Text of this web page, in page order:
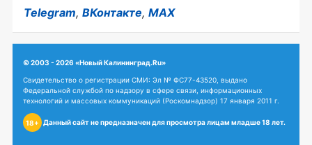
Telegram, ВКонтакте, MAX
© 2003 - 2026 «Новый Калининград.Ru»
Свидетельство о регистрации СМИ: Эл № ФС77-43520, выдано
Федеральной службой по надзору в сфере связи, информационных
технологий и массовых коммуникаций (Роскомнадзор) 17 января 2011 г.
18+ Данный сайт не предназначен для просмотра лицам младше 18 лет.